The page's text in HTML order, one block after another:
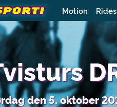
Motion
den 5. oktober